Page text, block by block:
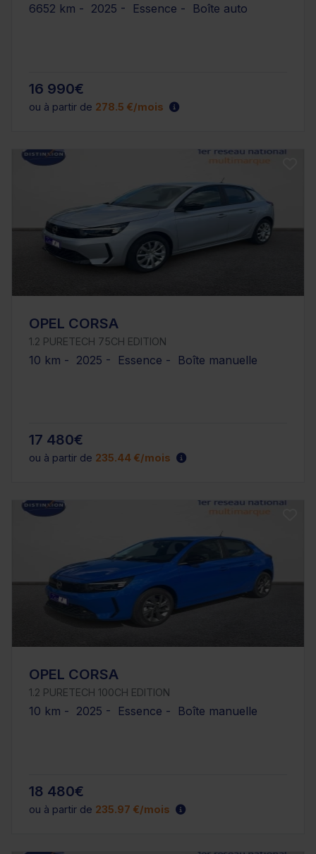
6652 km - 2025 - Essence - Boîte auto
16 990€
ou à partir de 278.5 €/mois
OPEL CORSA
1.2 PURETECH 75CH EDITION
10 km - 2025 - Essence - Boîte manuelle
17 480€
ou à partir de 235.44 €/mois
OPEL CORSA
1.2 PURETECH 100CH EDITION
10 km - 2025 - Essence - Boîte manuelle
18 480€
ou à partir de 235.97 €/mois